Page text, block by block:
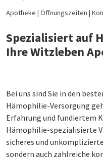
Apotheke Öffnungszeiten
Spezialisiert auf
Ihre Witzleben
Bei uns sind Sie in den
Hämophilie-Versorgung
Erfahrung und fundiertem
Hämophilie-spezialisierte
sicheres und
sondern auch zahlreiche